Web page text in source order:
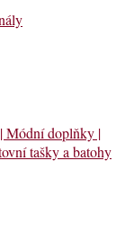
Módní doplňky |
tašky a batohy